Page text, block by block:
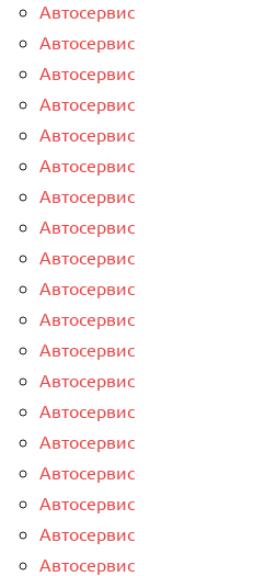
Автосервис
Автосервис
Автосервис
Автосервис
Автосервис
Автосервис
Автосервис
Автосервис
Автосервис
Автосервис
Автосервис
Автосервис
Автосервис
Автосервис
Автосервис
Автосервис
Автосервис
Автосервис
Автосервис